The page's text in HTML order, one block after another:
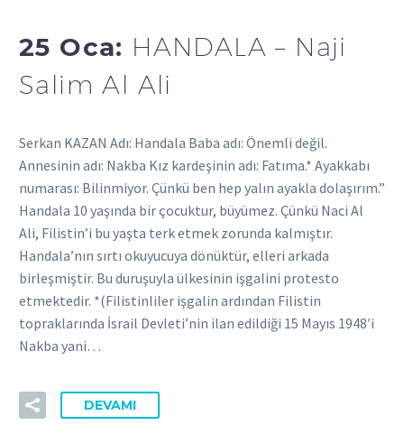
25 Oca: HANDALA – Naji
Salim Al Ali
Serkan KAZAN Adı: Handala Baba adı: Önemli değil.
Annesinin adı: Nakba Kız kardeşinin adı: Fatıma.* Ayakkabı
numarası: Bilinmiyor. Çünkü ben hep yalın ayakla dolaşırım.”
Handala 10 yaşında bir çocuktur, büyümez. Çünkü Naci Al
Ali, Filistin’i bu yaşta terk etmek zorunda kalmıştır.
Handala’nın sırtı okuyucuya dönüktür, elleri arkada
birleşmiştir. Bu duruşuyla ülkesinin işgalini protesto
etmektedir. *(Filistinliler işgalin ardından Filistin
topraklarında İsrail Devleti’nin ilan edildiği 15 Mayıs 1948′i
Nakba yani…
DEVAMI